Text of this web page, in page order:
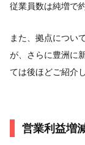
従業員数は純増で
また、拠点につい
が、さらに豊洲に
ては後ほどご紹介
営業利益増